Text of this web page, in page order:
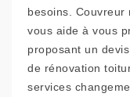
besoins. Couvreur
vous aide à vous
proposant un
de rénovation
services